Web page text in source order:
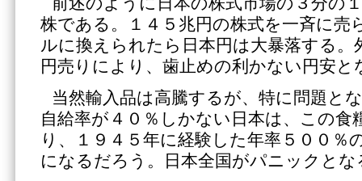
株である。１４５兆円の株式を一斉に売
ルに換えられたら日本円は大暴落する。
円売りにより、歯止めの利かない円安と
当然輸入品は高騰するが、特に問題と
自給率が４０％しかない日本は、この食
り、１９４５年に経験した年率５００％
になるだろう。日本全国がパニックとな